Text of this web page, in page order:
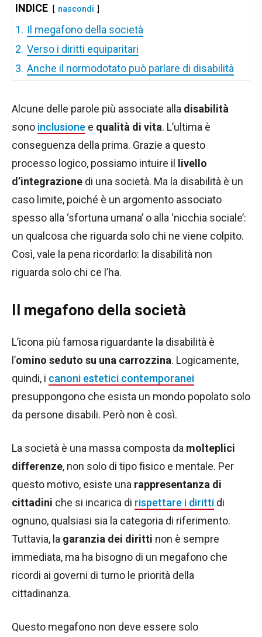
INDICE nascondi
1. Il megafono della società
2. Verso i diritti equiparitari
3. Anche il normodotato può parlare di disabilità
Alcune delle parole più associate alla disabilità
sono inclusione e qualità di vita. L’ultima è
conseguenza della prima. Grazie a questo
processo logico, possiamo intuire il livello
d’integrazione di una società. Ma la disabilità è un
caso limite, poiché è un argomento associato
spesso alla ‘sfortuna umana’ o alla ‘nicchia sociale’:
un qualcosa che riguarda solo chi ne viene colpito.
Così, vale la pena ricordarlo: la disabilità non
riguarda solo chi ce l’ha.
Il megafono della società
L’icona più famosa riguardante la disabilità è
l’omino seduto su una carrozzina. Logicamente,
quindi, i canoni estetici contemporanei
presuppongono che esista un mondo popolato solo
da persone disabili. Però non è così.
La società è una massa composta da molteplici
differenze, non solo di tipo fisico e mentale. Per
questo motivo, esiste una rappresentanza di
cittadini che si incarica di rispettare i diritti di
ognuno, qualsiasi sia la categoria di riferimento.
Tuttavia, la garanzia dei diritti non è sempre
immediata, ma ha bisogno di un megafono che
ricordi ai governi di turno le priorità della
cittadinanza.
Questo megafono non deve essere solo